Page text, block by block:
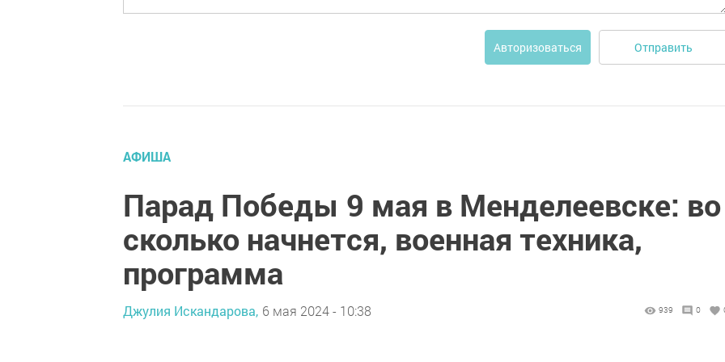
Авторизоваться Отправить
АФИША
Парад Победы 9 мая в Менделеевске: во
сколько начнется, военная техника,
программа
Джулия Искандарова, 6 мая 2024 - 10:38 939 0